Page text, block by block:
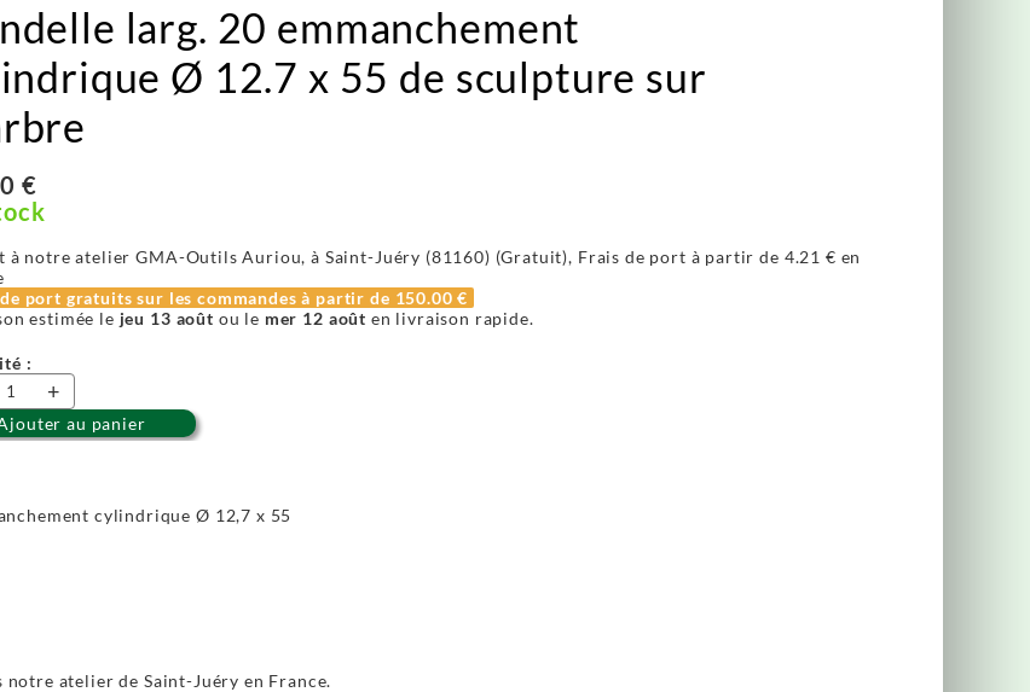
larg. 20 emmanchement
Ø 12.7 x 55 de sculpture sur
€
à notre atelier GMA-Outils Auriou, à Saint-Juéry (81160) (Gratuit), Frais de port à partir de 4.21 € en
port gratuits sur les commandes à partir de 150.00 €
estimée le jeu 13 août ou le mer 12 août en livraison rapide.
:
+
au panier
cylindrique Ø 12,7 x 55
atelier de Saint-Juéry en France.